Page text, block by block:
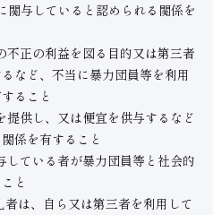
与していると認められる関係を
正の利益を図る目的又は第三者
など、不当に暴力団員等を利用
ること
供し、又は便宜を供与するなど
係を有すること
ている者が暴力団員等と社会的
と
は、自ら又は第三者を利用して